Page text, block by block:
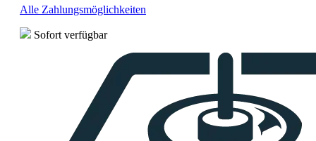
Alle Zahlungsmöglichkeiten
Sofort verfügbar